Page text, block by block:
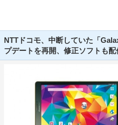
NTTドコモ、中断していた「
プデートを再開、修正ソフトも配